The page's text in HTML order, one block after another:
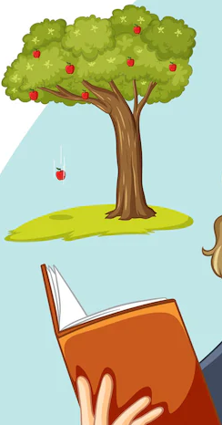
Креативная платформа для создания
ваших лучших работ. Более 1
подписчиков среди креаторов,
предприятий, агентств и студий.
Pусский